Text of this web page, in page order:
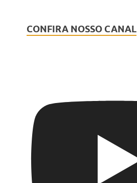
CONFIRA NOSSO CANAL